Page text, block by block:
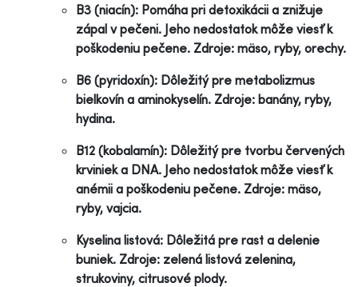
B3 (niacín): Pomáha pri detoxikácii a znižuje
zápal v pečeni. Jeho nedostatok môže viesť k
poškodeniu pečene. Zdroje: mäso, ryby, orechy.
B6 (pyridoxín): Dôležitý pre metabolizmus
bielkovín a aminokyselín. Zdroje: banány, ryby,
hydina.
B12 (kobalamín): Dôležitý pre tvorbu červených
krviniek a DNA. Jeho nedostatok môže viesť k
anémii a poškodeniu pečene. Zdroje: mäso,
ryby, vajcia.
Kyselina listová: Dôležitá pre rast a delenie
buniek. Zdroje: zelená listová zelenina,
strukoviny, citrusové plody.